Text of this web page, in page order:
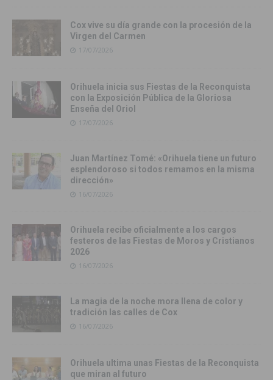
Cox vive su día grande con la procesión de la
Virgen del Carmen
17/07/2026
Orihuela inicia sus Fiestas de la Reconquista
con la Exposición Pública de la Gloriosa
Enseña del Oriol
17/07/2026
Juan Martínez Tomé: «Orihuela tiene un futuro
esplendoroso si todos remamos en la misma
dirección»
16/07/2026
Orihuela recibe oficialmente a los cargos
festeros de las Fiestas de Moros y Cristianos
2026
16/07/2026
La magia de la noche mora llena de color y
tradición las calles de Cox
16/07/2026
Orihuela ultima unas Fiestas de la Reconquista
que miran al futuro